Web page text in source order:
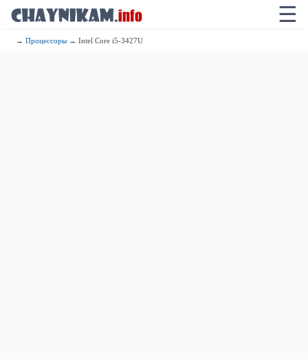
☰
→Процессоры → Intel Core i5-3427U